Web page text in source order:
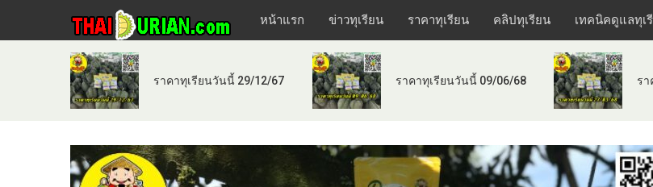
หน้าแรก ข่าวทุเรียน ราคาทุเรียน คลิปทุเรียน เทคนิคดูแลทุเ
ราคาทุเรียนวันนี้ 29/12/67 ราคาทุเรียนวันนี้ 09/06/68 ร